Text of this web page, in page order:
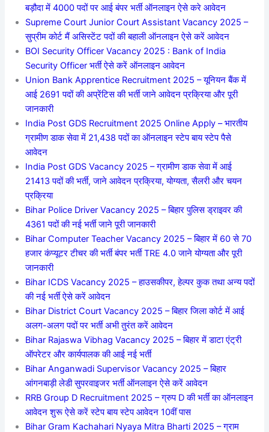
बड़ौदा में 4000 पदों पर आई बंपर भर्ती ऑनलाइन ऐसे करे आवेदन
Supreme Court Junior Court Assistant Vacancy 2025 –
सुप्रीम कोर्ट मैं असिस्टेंट पदों की बहाली ऑनलाइन ऐसे करें आवेदन
BOI Security Officer Vacancy 2025 : Bank of India
Security Officer भर्ती ऐसे करें ऑनलाइन आवेदन
Union Bank Apprentice Recruitment 2025 – यूनियन बैंक में
आई 2691 पदों की अप्रेंटिस की भर्ती जाने आवेदन प्रक्रिया और पूरी
जानकारी
India Post GDS Recruitment 2025 Online Apply – भारतीय
ग्रामीण डाक सेवा में 21,438 पदों का ऑनलाइन स्टेप बाय स्टेप पैसे
आवेदन
India Post GDS Vacancy 2025 – ग्रामीण डाक सेवा में आई
21413 पदों की भर्ती, जाने आवेदन प्रक्रिया, योग्यता, सैलरी और चयन
प्रक्रिया
Bihar Police Driver Vacancy 2025 – बिहार पुलिस ड्राइवर की
4361 पदों की नई भर्ती जाने पूरी जानकारी
Bihar Computer Teacher Vacancy 2025 – बिहार में 60 से 70
हजार कंप्यूटर टीचर की भर्ती बंपर भर्ती TRE 4.0 जाने योग्यता और पूरी
जानकारी
Bihar ICDS Vacancy 2025 – हाउसकीपर, हेल्पर कुक तथा अन्य पदों
की नई भर्ती ऐसे करें आवेदन
Bihar District Court Vacancy 2025 – बिहार जिला कोर्ट में आई
अलग-अलग पदों पर भर्ती अभी तुरंत करें आवेदन
Bihar Rajaswa Vibhag Vacancy 2025 – बिहार में डाटा एंट्री
ऑपरेटर और कार्यपालक की आई नई भर्ती
Bihar Anganwadi Supervisor Vacancy 2025 – बिहार
आंगनबाड़ी लेडी सुपरवाइजर भर्ती ऑनलाइन ऐसे करें आवेदन
RRB Group D Recruitment 2025 – ग्रुप D की भर्ती का ऑनलाइन
आवेदन शुरू ऐसे करें स्टेप बाय स्टेप आवेदन 10वीं पास
Bihar Gram Kachahari Nyaya Mitra Bharti 2025 – ग्राम